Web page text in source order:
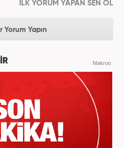
İLK YORUM YAPAN SEN OL
Yorum Yapın
Makroo